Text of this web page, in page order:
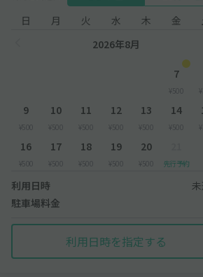
日
月 火 水 木 金
2026年8月
7
¥500
9
¥500
10
¥500
11
¥500
12
¥500
13
¥500
14
¥500
16
¥500
17
¥500
18
¥500
19
¥500
20
¥500 先行予約
利用日時
駐車場料金
利用日時を指定する